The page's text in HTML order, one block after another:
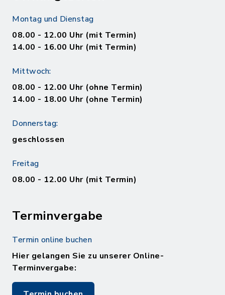
Montag und Dienstag
08.00 - 12.00 Uhr (mit Termin)
14.00 - 16.00 Uhr (mit Termin)
Mittwoch:
08.00 - 12.00 Uhr (ohne Termin)
14.00 - 18.00 Uhr (ohne Termin)
Donnerstag:
geschlossen
Freitag
08.00 - 12.00 Uhr (mit Termin)
Terminvergabe
Termin online buchen
Hier gelangen Sie zu unserer Online-
Terminvergabe: